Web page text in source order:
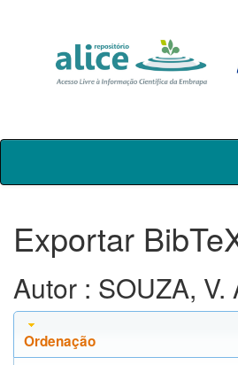
Skip
Exportar
Autor : SOUZA, V.
Ordenação